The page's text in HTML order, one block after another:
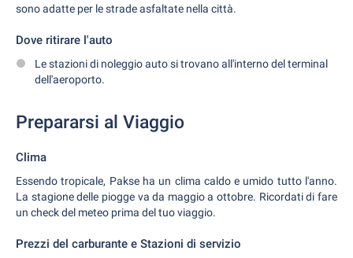
sono adatte per le strade asfaltate nella città.
Dove ritirare l'auto
Le stazioni di noleggio auto si trovano all'interno del terminal
dell'aeroporto.
Prepararsi al Viaggio
Clima
Essendo tropicale, Pakse ha un clima caldo e umido tutto l'anno.
La stagione delle piogge va da maggio a ottobre. Ricordati di fare
un check del meteo prima del tuo viaggio.
Prezzi del carburante e Stazioni di servizio